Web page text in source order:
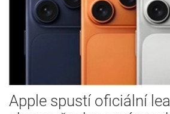
Apple spustí oficiální